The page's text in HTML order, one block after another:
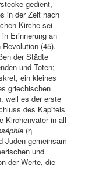
gedient,
in der Zeit nach
Kirche sei
Erinnerung an
(45).
der Städte
und Toten;
ein kleines
griechischen
weil es der erste
des Kapitels
Kirchenväter in all
(ἡ
Juden gemeinsam
und
der Werte, die